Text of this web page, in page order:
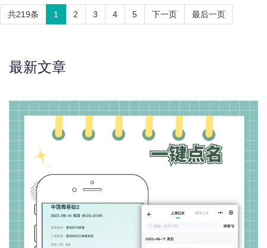
共219条 1 2 3 4 5 下一页 最后一页
最新文章